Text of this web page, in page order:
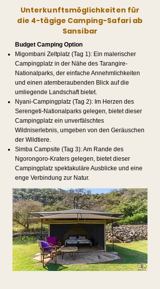
Unterkunftsmöglichkeiten für
die 4-tägige Camping-Safari ab
Sansibar
Budget Camping Option
Migombani Zeltplatz (Tag 1): Ein malerischer
Campingplatz in der Nähe des Tarangire-
Nationalparks, der einfache Annehmlichkeiten
und einen atemberaubenden Blick auf die
umliegende Landschaft bietet.
Nyani-Campingplatz (Tag 2): Im Herzen des
Serengeti-Nationalparks gelegen, bietet dieser
Campingplatz ein unverfälschtes
Wildniserlebnis, umgeben von den Geräuschen
der Wildtiere.
Simba Campsite (Tag 3): Am Rande des
Ngorongoro-Kraters gelegen, bietet dieser
Campingplatz spektakuläre Ausblicke und eine
enge Verbindung zur Natur.